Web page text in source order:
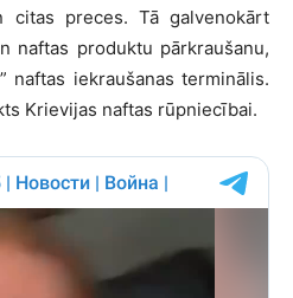
citas preces. Tā galvenokārt
naftas produktu pārkraušanu,
naftas iekraušanas terminālis.
Krievijas naftas rūpniecībai.